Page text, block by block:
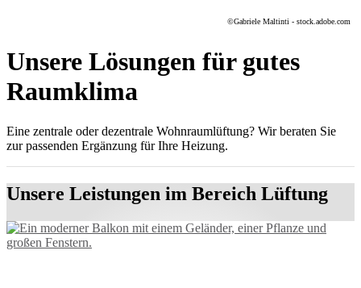
©Gabriele Maltinti - stock.adobe.com
Unsere Lösungen für gutes
Raumklima
Eine zentrale oder dezentrale Wohnraumlüftung? Wir beraten Sie
zur passenden Ergänzung für Ihre Heizung.
Unsere Leistungen im Bereich Lüftung